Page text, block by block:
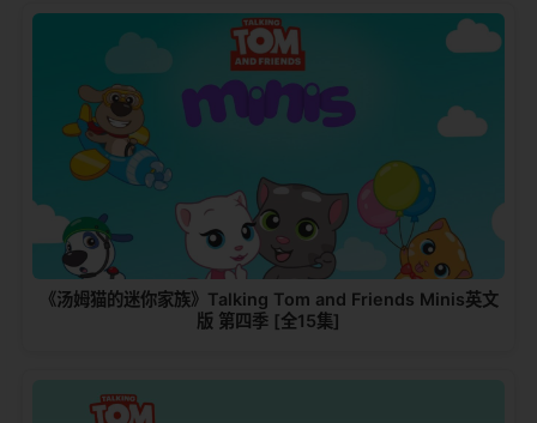
《汤姆猫的迷你家族》Talking Tom and Friends Minis英文
版 第四季 [全15集]